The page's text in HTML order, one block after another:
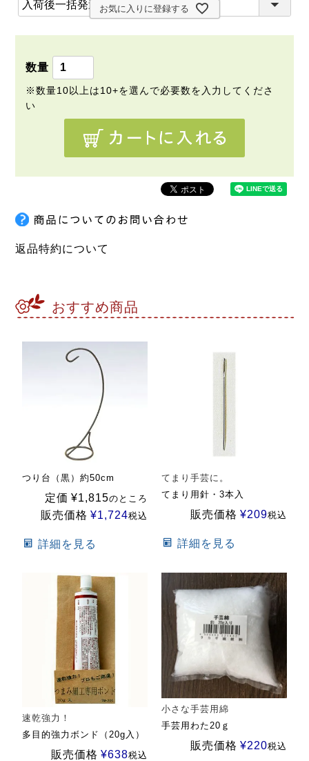
)
(
お気に入りに登録する
返品特約について
おすすめ商品
つり台（黒）約50cm
定価 ¥1,815のところ
販売価格 ¥1,724税込
詳細を見る
てまり手芸に。
てまり用針・3本入
販売価格 ¥209税込
詳細を見る
速乾強力！
多目的強力ボンド（20g入）
販売価格 ¥638税込
小さな手芸用綿
手芸用わた20ｇ
販売価格 ¥220税込